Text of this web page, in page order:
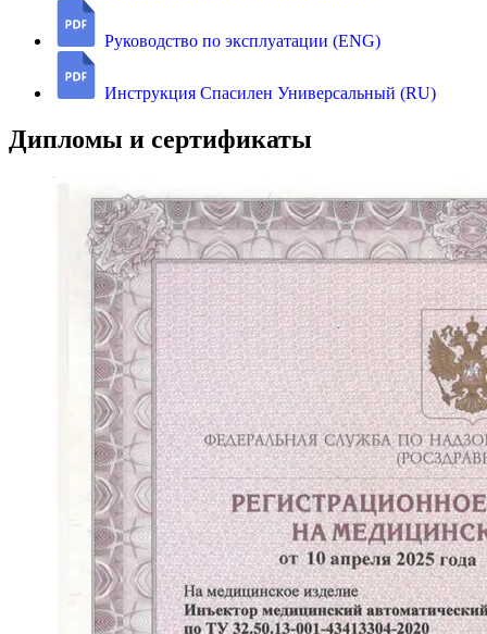
Руководство по эксплуатации (ENG)
Инструкция Спасилен Универсальный (RU)
Дипломы и сертификаты